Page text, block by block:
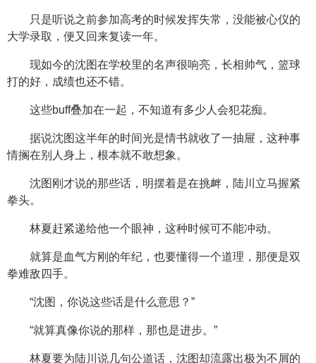
只是听说之前参加高考的时候发挥失常，没能被心仪的
大学录取，便又回来复读一年。
现如今的沈图在学校里的名声很响亮，长相帅气，篮球
打的好，成绩也还不错。
这些buff叠加在一起，不知道有多少人会犯花痴。
据说沈图这半年的时间光是情书就收了一抽屉，这种事
情搁在别人身上，根本就不敢想象。
沈图刚才说的那些话，明摆着是在挑衅，陆川立马握紧
拳头。
林夏赶紧递给他一个眼神，这种时候可不能冲动。
就算是血气方刚的年纪，也要懂得一个道理，那便是双
拳难敌四手。
“沈图，你说这些话是什么意思？”
“就算真像你说的那样，那也是进步。”
林夏要为陆川说几句公道话，沈图却流露出极为不屑的